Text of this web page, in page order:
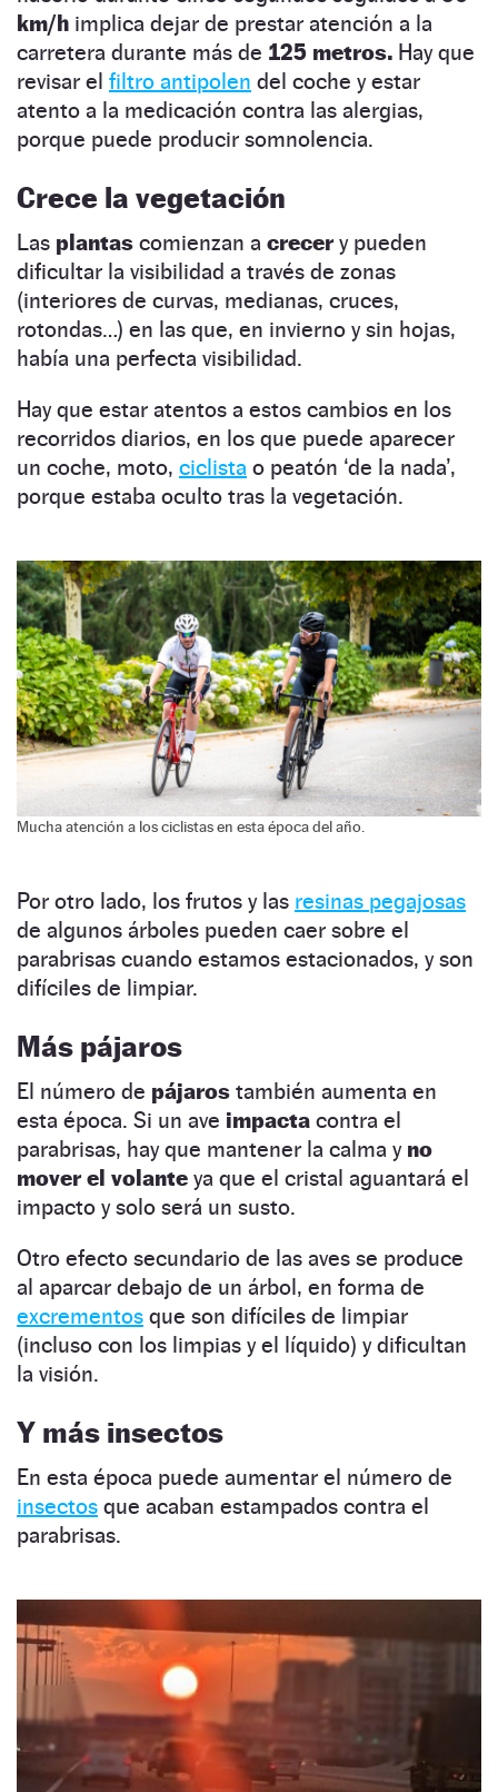
km/h implica dejar de prestar atención a la
carretera durante más de 125 metros. Hay que
revisar el filtro antipolen del coche y estar
atento a la medicación contra las alergias,
porque puede producir somnolencia.
Crece la vegetación
Las plantas comienzan a crecery pueden
dificultar la visibilidad a través de zonas
(interiores de curvas, medianas, cruces,
rotondas…) en las que, en invierno y sin hojas,
había una perfecta visibilidad.
Hay que estar atentos a estos cambios en los
recorridos diarios, en los que puede aparecer
un coche, moto, ciclista o peatón ‘de la nada’,
porque estaba oculto tras la vegetación.
Mucha atención a los ciclistas en esta época del año.
Por otro lado, los frutos y las resinas pegajosas
de algunos árboles pueden caer sobre el
parabrisas cuando estamos estacionados, y son
difíciles de limpiar.
Más pájaros
El número de pájaros también aumenta en
esta época. Si un ave impacta contra el
parabrisas, hay que mantener la calma y no
mover el volante ya que el cristal aguantará el
impacto y solo será un susto.
Otro efecto secundario de las aves se produce
al aparcar debajo de un árbol, en forma de
excrementos que son difíciles de limpiar
(incluso con los limpias y el líquido) y dificultan
la visión.
Y más insectos
En esta época puede aumentar el número de
insectos que acaban estampados contra el
parabrisas.